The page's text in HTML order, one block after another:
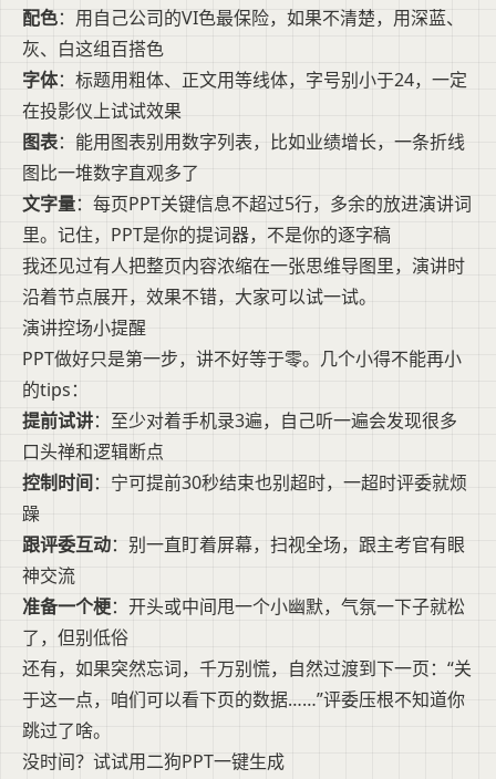
配色：用自己公司的VI色最保险，如果不清楚，用深蓝、
灰、白这组百搭色
字体：标题用粗体、正文用等线体，字号别小于24，一定
在投影仪上试试效果
图表：能用图表别用数字列表，比如业绩增长，一条折线
图比一堆数字直观多了
文字量：每页PPT关键信息不超过5行，多余的放进演讲词
里。记住，PPT是你的提词器，不是你的逐字稿
我还见过有人把整页内容浓缩在一张思维导图里，演讲时
沿着节点展开，效果不错，大家可以试一试。
演讲控场小提醒
PPT做好只是第一步，讲不好等于零。几个小得不能再小
的tips：
提前试讲：至少对着手机录3遍，自己听一遍会发现很多
口头禅和逻辑断点
控制时间：宁可提前30秒结束也别超时，一超时评委就烦
躁
跟评委互动：别一直盯着屏幕，扫视全场，跟主考官有眼
神交流
准备一个梗：开头或中间甩一个小幽默，气氛一下子就松
了，但别低俗
还有，如果突然忘词，千万别慌，自然过渡到下一页：“关
于这一点，咱们可以看下页的数据……”评委压根不知道你
跳过了啥。
没时间？试试用二狗PPT一键生成